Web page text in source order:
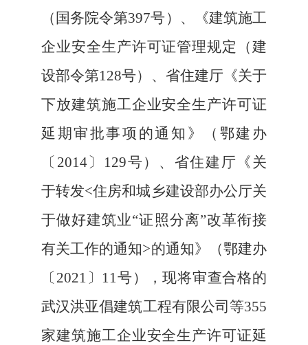
（国务院令第397号）、《建筑施工
企业安全生产许可证管理规定（建
设部令第128号）、省住建厅《关于
下放建筑施工企业安全生产许可证
延期审批事项的通知》（鄂建办
〔2014〕129号）、省住建厅《关
于转发<住房和城乡建设部办公厅关
于做好建筑业“证照分离”改革衔接
有关工作的通知>的通知》（鄂建办
〔2021〕11号），现将审查合格的
武汉洪亚倡建筑工程有限公司等355
家建筑施工企业安全生产许可证延